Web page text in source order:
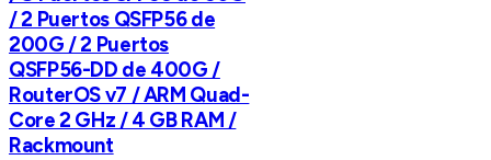
/ 2 Puertos QSFP56 de
200G / 2 Puertos
QSFP56-DD de 400G /
RouterOS v7 / ARM Quad-
Core 2 GHz / 4 GB RAM /
Rackmount